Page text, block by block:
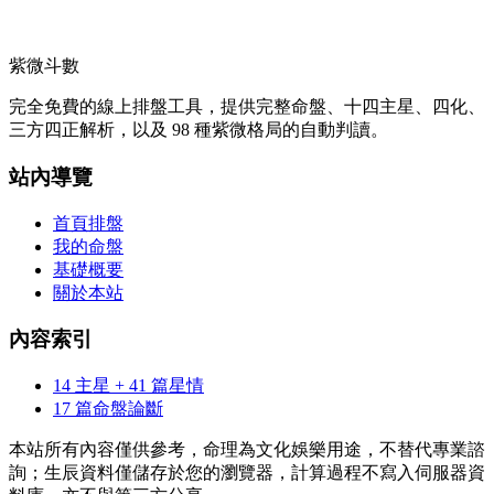
紫微斗數
完全免費的線上排盤工具，提供完整命盤、十四主星、四化、
三方四正解析，以及 98 種紫微格局的自動判讀。
站內導覽
首頁排盤
我的命盤
基礎概要
關於本站
內容索引
14 主星 + 41 篇星情
17 篇命盤論斷
本站所有內容僅供參考，命理為文化娛樂用途，不替代專業諮
詢；生辰資料僅儲存於您的瀏覽器，計算過程不寫入伺服器資